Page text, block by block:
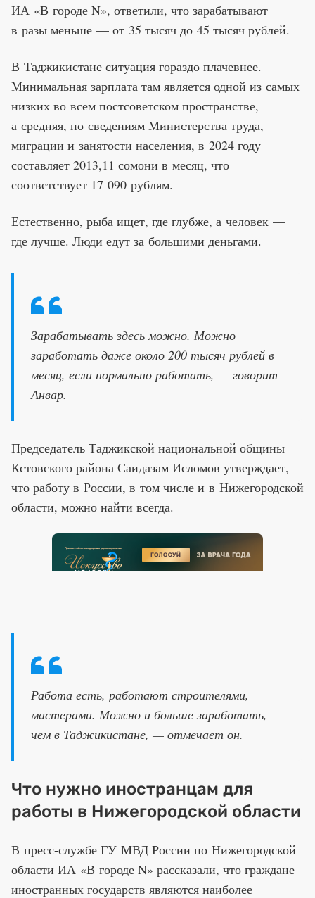
ИА «В городе N», ответили, что зарабатывают
в разы меньше — от 35 тысяч до 45 тысяч рублей.
В Таджикистане ситуация гораздо плачевнее.
Минимальная зарплата там является одной из самых
низких во всем постсоветском пространстве,
а средняя, по сведениям Министерства труда,
миграции и занятости населения, в 2024 году
составляет 2013,11 сомони в месяц, что
соответствует 17 090 рублям.
Естественно, рыба ищет, где глубже, а человек —
где лучше. Люди едут за большими деньгами.
Зарабатывать здесь можно. Можно
заработать даже около 200 тысяч рублей в
месяц, если нормально работать, — говорит
Анвар.
Председатель Таджикской национальной общины
Кстовского района Саидазам Исломов утверждает,
что работу в России, в том числе и в Нижегородской
области, можно найти всегда.
Работа есть, работают строителями,
мастерами. Можно и больше заработать,
чем в Таджикистане, — отмечает он.
Что нужно иностранцам для
работы в Нижегородской области
В пресс-службе ГУ МВД России по Нижегородской
области ИА «В городе N» рассказали, что граждане
иностранных государств являются наиболее